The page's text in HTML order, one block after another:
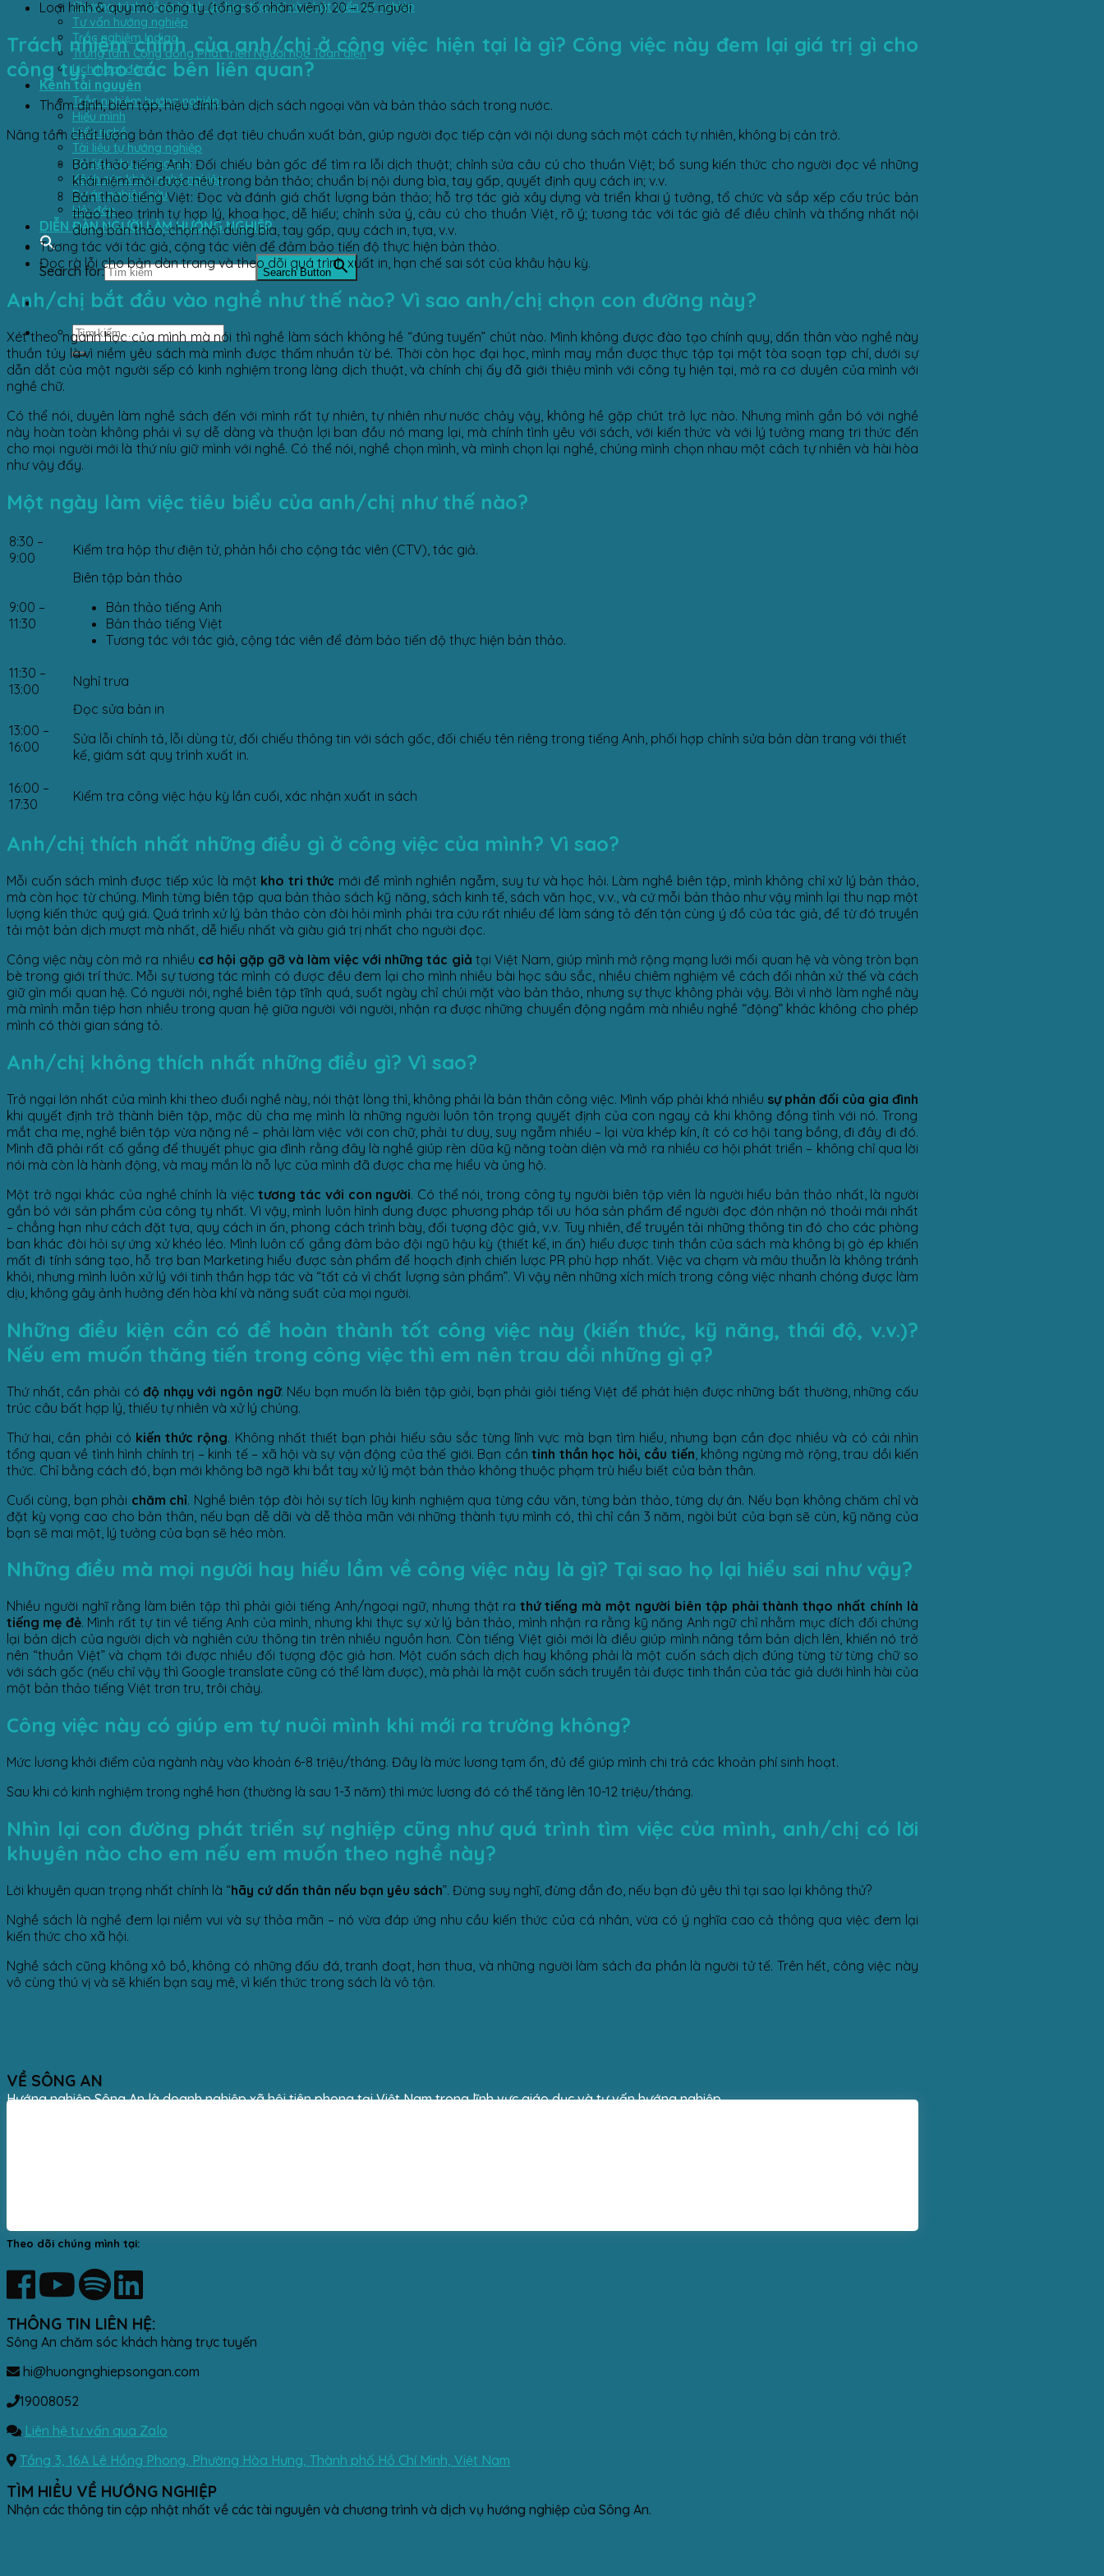
Chương trình đồng hành du học thạc sĩ và phát triển sự nghiệp
Tư vấn hướng nghiệp
Trắc nghiệm Indigo
Trung tâm Cộng đồng Phát triển Người học Toàn diện
Lịch hoạt động
Kênh tài nguyên
Trắc nghiệm hướng nghiệp
Hiểu mình
Hiểu nghề
Tài liệu tự hướng nghiệp
Tài liệu chuyên ngành
Kênh sức khỏe nghề nghiệp
Dự án nghiên cứu
Hỏi đáp
DIỄN ĐÀN NGƯỜI LÀM HƯỚNG NGHIỆP
Search for: Search Button
Loại hình & quy mô công ty (tổng số nhân viên): 20 – 25 người
Trách nhiệm chính của anh/chị ở công việc hiện tại là gì? Công việc này đem lại giá trị gì cho
công ty, cho các bên liên quan?
Thẩm định, biên tập, hiệu đính bản dịch sách ngoại văn và bản thảo sách trong nước.
Nâng tầm chất lượng bản thảo để đạt tiêu chuẩn xuất bản, giúp người đọc tiếp cận với nội dung sách một cách tự nhiên, không bị cản trở.
Bản thảo tiếng Anh: Đối chiếu bản gốc để tìm ra lỗi dịch thuật; chỉnh sửa câu cú cho thuần Việt; bổ sung kiến thức cho người đọc về những
khái niệm mới được nêu trong bản thảo; chuẩn bị nội dung bìa, tay gấp, quyết định quy cách in; v.v.
Bản thảo tiếng Việt: Đọc và đánh giá chất lượng bản thảo; hỗ trợ tác giả xây dựng và triển khai ý tưởng, tổ chức và sắp xếp cấu trúc bản
thảo theo trình tự hợp lý, khoa học, dễ hiểu; chỉnh sửa ý, câu cú cho thuần Việt, rõ ý; tương tác với tác giả để điều chỉnh và thống nhất nội
dung bản thảo; chọn nội dung bìa, tay gấp, quy cách in, tựa, v.v.
Tương tác với tác giả, cộng tác viên để đảm bảo tiến độ thực hiện bản thảo.
Đọc rà lỗi cho bản dàn trang và theo dõi quá trình xuất in, hạn chế sai sót của khâu hậu kỳ.
Anh/chị bắt đầu vào nghề như thế nào? Vì sao anh/chị chọn con đường này?
Xét theo ngành học của mình mà nói thì nghề làm sách không hề “đúng tuyến” chút nào. Mình không được đào tạo chính quy, dấn thân vào nghề này
thuần túy là vì niềm yêu sách mà mình được thấm nhuần từ bé. Thời còn học đại học, mình may mắn được thực tập tại một tòa soạn tạp chí, dưới sự
dẫn dắt của một người sếp có kinh nghiệm trong làng dịch thuật, và chính chị ấy đã giới thiệu mình với công ty hiện tại, mở ra cơ duyên của mình với
nghề chữ.
Có thể nói, duyên làm nghề sách đến với mình rất tự nhiên, tự nhiên như nước chảy vậy, không hề gặp chút trở lực nào. Nhưng mình gắn bó với nghề
này hoàn toàn không phải vì sự dễ dàng và thuận lợi ban đầu nó mang lại, mà chính tình yêu với sách, với kiến thức và với lý tưởng mang tri thức đến
cho mọi người mới là thứ níu giữ mình với nghề. Có thể nói, nghề chọn mình, và mình chọn lại nghề, chúng mình chọn nhau một cách tự nhiên và hài hòa
như vậy đấy.
Một ngày làm việc tiêu biểu của anh/chị như thế nào?
8:30 –
9:00
Kiểm tra hộp thư điện tử, phản hồi cho cộng tác viên (CTV), tác giả.
9:00 –
11:30
Biên tập bản thảo
Bản thảo tiếng Anh
Bản thảo tiếng Việt
Tương tác với tác giả, cộng tác viên để đảm bảo tiến độ thực hiện bản thảo.
11:30 –
13:00
Nghỉ trưa
13:00 –
16:00
Đọc sửa bản in
Sửa lỗi chính tả, lỗi dùng từ, đối chiếu thông tin với sách gốc, đối chiếu tên riêng trong tiếng Anh, phối hợp chỉnh sửa bản dàn trang với thiết
kế, giám sát quy trình xuất in.
16:00 –
17:30
Kiểm tra công việc hậu kỳ lần cuối, xác nhận xuất in sách
Anh/chị thích nhất những điều gì ở công việc của mình? Vì sao?
Mỗi cuốn sách mình được tiếp xúc là một kho tri thức mới để mình nghiền ngẫm, suy tư và học hỏi. Làm nghề biên tập, mình không chỉ xử lý bản thảo,
mà còn học từ chúng. Mình từng biên tập qua bản thảo sách kỹ năng, sách kinh tế, sách văn học, v.v., và cứ mỗi bản thảo như vậy mình lại thu nạp một
lượng kiến thức quý giá. Quá trình xử lý bản thảo còn đòi hỏi mình phải tra cứu rất nhiều để làm sáng tỏ đến tận cùng ý đồ của tác giả, để từ đó truyền
tải một bản dịch mượt mà nhất, dễ hiểu nhất và giàu giá trị nhất cho người đọc.
Công việc này còn mở ra nhiều cơ hội gặp gỡ và làm việc với những tác giả tại Việt Nam, giúp mình mở rộng mạng lưới mối quan hệ và vòng tròn bạn
bè trong giới trí thức. Mỗi sự tương tác mình có được đều đem lại cho mình nhiều bài học sâu sắc, nhiều chiêm nghiệm về cách đối nhân xử thế và cách
giữ gìn mối quan hệ. Có người nói, nghề biên tập tĩnh quá, suốt ngày chỉ chúi mặt vào bản thảo, nhưng sự thực không phải vậy. Bởi vì nhờ làm nghề này
mà mình mẫn tiệp hơn nhiều trong quan hệ giữa người với người, nhận ra được những chuyển động ngầm mà nhiều nghề “động” khác không cho phép
mình có thời gian sáng tỏ.
Anh/chị không thích nhất những điều gì? Vì sao?
Trở ngại lớn nhất của mình khi theo đuổi nghề này, nói thật lòng thì, không phải là bản thân công việc. Mình vấp phải khá nhiều sự phản đối của gia đình
khi quyết định trở thành biên tập, mặc dù cha mẹ mình là những người luôn tôn trọng quyết định của con ngay cả khi không đồng tình với nó. Trong
mắt cha mẹ, nghề biên tập vừa nặng nề – phải làm việc với con chữ, phải tư duy, suy ngẫm nhiều – lại vừa khép kín, ít có cơ hội tang bồng, đi đây đi đó.
Mình đã phải rất cố gắng để thuyết phục gia đình rằng đây là nghề giúp rèn dũa kỹ năng toàn diện và mở ra nhiều cơ hội phát triển – không chỉ qua lời
nói mà còn là hành động, và may mắn là nỗ lực của mình đã được cha mẹ hiểu và ủng hộ.
Một trở ngại khác của nghề chính là việctương tác với con người. Có thể nói, trong công ty người biên tập viên là người hiểu bản thảo nhất, là người
gắn bó với sản phẩm của công ty nhất. Vì vậy, mình luôn hình dung được phương pháp tối ưu hóa sản phẩm để người đọc đón nhận nó thoải mái nhất
– chẳng hạn như cách đặt tựa, quy cách in ấn, phong cách trình bày, đối tượng độc giả, v.v. Tuy nhiên, để truyền tải những thông tin đó cho các phòng
ban khác đòi hỏi sự ứng xử khéo léo. Mình luôn cố gắng đảm bảo đội ngũ hậu kỳ (thiết kế, in ấn) hiểu được tinh thần của sách mà không bị gò ép khiến
mất đi tính sáng tạo, hỗ trợ ban Marketing hiểu được sản phẩm để hoạch định chiến lược PR phù hợp nhất. Việc va chạm và mâu thuẫn là không tránh
khỏi, nhưng mình luôn xử lý với tinh thần hợp tác và “tất cả vì chất lượng sản phẩm”. Vì vậy nên những xích mích trong công việc nhanh chóng được làm
dịu, không gây ảnh hưởng đến hòa khí và năng suất của mọi người.
Những điều kiện cần có để hoàn thành tốt công việc này (kiến thức, kỹ năng, thái độ, v.v.)?
Nếu em muốn thăng tiến trong công việc thì em nên trau dồi những gì ạ?
Thứ nhất, cần phải cóđộ nhạy với ngôn ngữ. Nếu bạn muốn là biên tập giỏi, bạn phải giỏi tiếng Việt để phát hiện được những bất thường, những cấu
trúc câu bất hợp lý, thiếu tự nhiên và xử lý chúng.
Thứ hai, cần phải có kiến thức rộng. Không nhất thiết bạn phải hiểu sâu sắc từng lĩnh vực mà bạn tìm hiểu, nhưng bạn cần đọc nhiều và có cái nhìn
tổng quan về tình hình chính trị – kinh tế – xã hội và sự vận động của thế giới. Bạn cần tinh thần học hỏi, cầu tiến , không ngừng mở rộng, trau dồi kiến
thức. Chỉ bằng cách đó, bạn mới không bỡ ngỡ khi bắt tay xử lý một bản thảo không thuộc phạm trù hiểu biết của bản thân.
Cuối cùng, bạn phải chăm chỉ. Nghề biên tập đòi hỏi sự tích lũy kinh nghiệm qua từng câu văn, từng bản thảo, từng dự án. Nếu bạn không chăm chỉ và
đặt kỳ vọng cao cho bản thân, nếu bạn dễ dãi và dễ thỏa mãn với những thành tựu mình có, thì chỉ cần 3 năm, ngòi bút của bạn sẽ cùn, kỹ năng của
bạn sẽ mai một, lý tưởng của bạn sẽ héo mòn.
Những điều mà mọi người hay hiểu lầm về công việc này là gì? Tại sao họ lại hiểu sai như vậy?
Nhiều người nghĩ rằng làm biên tập thì phải giỏi tiếng Anh/ngoại ngữ, nhưng thật rathứ tiếng mà một người biên tập phải thành thạo nhất chính là
tiếng mẹ đẻ. Mình rất tự tin về tiếng Anh của mình, nhưng khi thực sự xử lý bản thảo, mình nhận ra rằng kỹ năng Anh ngữ chỉ nhằm mục đích đối chứng
lại bản dịch của người dịch và nghiên cứu thông tin trên nhiều nguồn hơn. Còn tiếng Việt giỏi mới là điều giúp mình nâng tầm bản dịch lên, khiến nó trở
nên “thuần Việt” và chạm tới được nhiều đối tượng độc giả hơn. Một cuốn sách dịch hay không phải là một cuốn sách dịch đúng từng từ từng chữ so
với sách gốc (nếu chỉ vậy thì Google translate cũng có thể làm được), mà phải là một cuốn sách truyền tải được tinh thần của tác giả dưới hình hài của
một bản thảo tiếng Việt trơn tru, trôi chảy.
Công việc này có giúp em tự nuôi mình khi mới ra trường không?
Mức lương khởi điểm của ngành này vào khoản 6-8 triệu/tháng. Đây là mức lương tạm ổn, đủ để giúp mình chi trả các khoản phí sinh hoạt.
Sau khi có kinh nghiệm trong nghề hơn (thường là sau 1-3 năm) thì mức lương đó có thể tăng lên 10-12 triệu/tháng.
Nhìn lại con đường phát triển sự nghiệp cũng như quá trình tìm việc của mình, anh/chị có lời
khuyên nào cho em nếu em muốn theo nghề này?
Lời khuyên quan trọng nhất chính là “hãy cứ dấn thân nếu bạn yêu sách”. Đừng suy nghĩ, đừng đắn đo, nếu bạn đủ yêu thì tại sao lại không thử?
Nghề sách là nghề đem lại niềm vui và sự thỏa mãn – nó vừa đáp ứng nhu cầu kiến thức của cá nhân, vừa có ý nghĩa cao cả thông qua việc đem lại
kiến thức cho xã hội.
Nghề sách cũng không xô bồ, không có những đấu đá, tranh đoạt, hơn thua, và những người làm sách đa phần là người tử tế. Trên hết, công việc này
vô cùng thú vị và sẽ khiến bạn say mê, vì kiến thức trong sách là vô tận.
VỀ SÔNG AN
Hướng nghiệp Sông An là doanh nghiệp xã hội tiên phong tại Việt Nam trong lĩnh vực giáo dục và tư vấn hướng nghiệp.
Theo dõi chúng mình tại:
THÔNG TIN LIÊN HỆ:
Sông An chăm sóc khách hàng trực tuyến
hi@huongnghiepsongan.com
19008052
Liên hệ tư vấn qua Zalo
Tầng 3, 16A Lê Hồng Phong, Phường Hòa Hưng, Thành phố Hồ Chí Minh, Việt Nam
TÌM HIỂU VỀ HƯỚNG NGHIỆP
Nhận các thông tin cập nhật nhất về các tài nguyên và chương trình và dịch vụ hướng nghiệp của Sông An.